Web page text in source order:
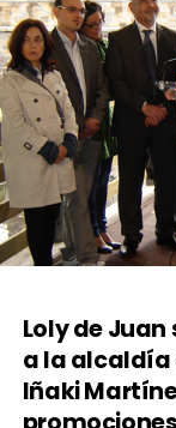
Loly de
a la alcaldía
Iñaki